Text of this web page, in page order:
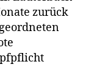
zurück